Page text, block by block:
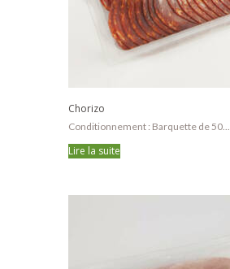
Chorizo
Conditionnement : Barquette de 50...
Lire la suite